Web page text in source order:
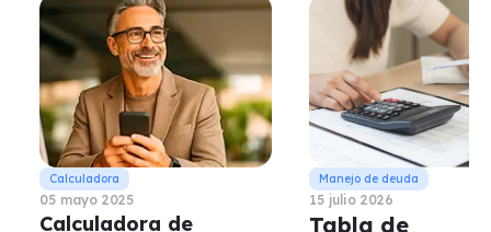
05 mayo 2025
Calculadora de
15 julio 2026
Tabla de